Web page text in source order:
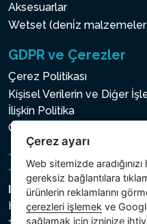
Aksesuarlar
Wetset (deni̇z
GDPR ve Çerezler
Çerez Politikası
Kişisel Verilerin ve Diğer
İlişkin Politika
Çerez ayarı
Intex Trading, s.r.o.
Hradecká 2526/3
Çerez ayarı
Web sitemizde
gereksiz bağlantılara
ürünlerin reklamlarını
çerezleri işlemek ve
sağlamak için izninize